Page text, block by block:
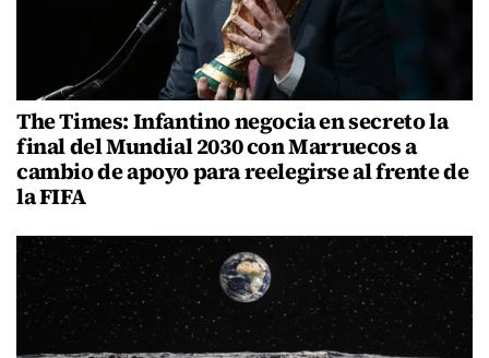
The Times: Infantino negocia en secreto la
final del Mundial 2030 con Marruecos a
cambio de apoyo para reelegirse al frente de
la FIFA